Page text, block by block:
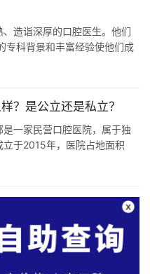
造诣深厚的口腔医生。他们
专科背景和丰富经验使他们成
？是公立还是私立？
一家民营口腔医院，属于独
于2015年，医院占地面积